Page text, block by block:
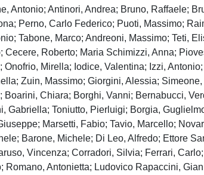
Antonio; Antinori, Andrea; Bruno, Raffaele;
Perno, Carlo Federico; Puoti, Massimo;
Tabone, Marco; Andreoni, Massimo; Teti,
Roberto; Maria Schimizzi, Anna;
Mirella; Iodice, Valentina; Izzi,
Zuin, Massimo; Giorgini, Alessia;
Chiara; Borghi, Vanni; Bernabucci,
Gabriella; Toniutto, Pierluigi; Borgia,
Marsetti, Fabio; Tavio, Marcello;
Barone, Michele; Di Leo, Alfredo; Ettore
Vincenza; Corradori, Silvia; Ferrari,
Antonietta; Ludovico Rapaccini,